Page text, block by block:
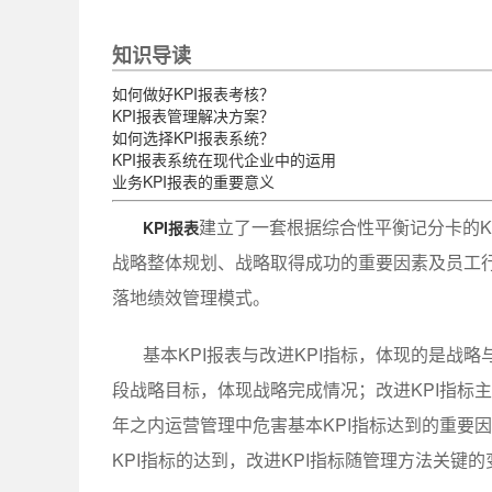
知识导读
如何做好KPI报表考核？
KPI报表管理解决方案？
如何选择KPI报表系统？
KPI报表系统在现代企业中的运用
业务KPI报表的重要意义
KPI报表建立了一套根据综合性平衡记分卡的
战略整体规划、战略取得成功的重要因素及员
落地绩效管理模式。
基本KPI报表与改进KPI指标，体现的是战
段战略目标，体现战略完成情况；改进KPI指标
年之内运营管理中危害基本KPI指标达到的重要
KPI指标的达到，改进KPI指标随管理方法关键